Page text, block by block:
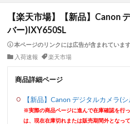
【楽天市場】【新品】Canon
バー)IXY650SL
本ページのリンクには広告が含まれています
入荷速報
楽天市場
商品詳細ページ
【新品】Canon デジタルカメラ(
※実際の商品ページに進んで在庫確認を行
は、現在在庫切れまたは販売期間外となっ